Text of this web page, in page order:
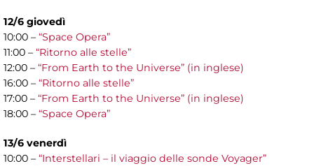
12/6 giovedì
10:00 – “Space Opera”
11:00 – “Ritorno alle stelle”
12:00 – “From Earth to the Universe” (in inglese)
16:00 – “Ritorno alle stelle”
17:00 – “From Earth to the Universe” (in inglese)
18:00 – “Space Opera”
13/6 venerdì
10:00 – “Interstellari – il viaggio delle sonde Voyager”